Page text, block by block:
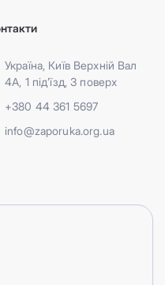
Україна, Київ Верхній Вал
4А, 1 під’їзд, 3 поверх
+380 44 361 5697
info@zaporuka.org.ua